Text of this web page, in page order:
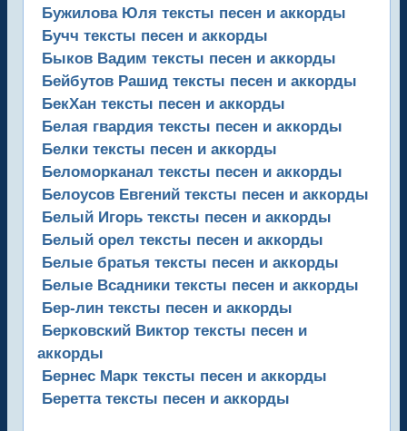
Бужилова Юля тексты песен и аккорды
Бучч тексты песен и аккорды
Быков Вадим тексты песен и аккорды
Бейбутов Рашид тексты песен и аккорды
БекХан тексты песен и аккорды
Белая гвардия тексты песен и аккорды
Белки тексты песен и аккорды
Беломорканал тексты песен и аккорды
Белоусов Евгений тексты песен и аккорды
Белый Игорь тексты песен и аккорды
Белый орел тексты песен и аккорды
Белые братья тексты песен и аккорды
Белые Всадники тексты песен и аккорды
Бер-лин тексты песен и аккорды
Берковский Виктор тексты песен и
аккорды
Бернес Марк тексты песен и аккорды
Беретта тексты песен и аккорды